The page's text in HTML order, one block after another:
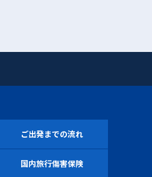
ご出発までの流れ
国内旅行傷害保険